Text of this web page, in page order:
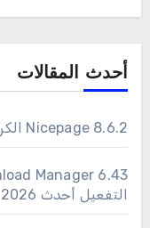
أحدث المقالات
Nicepage 8.6.2 الكراك مع مفتاح التفعيل تحميل 2026
التفعيل أحدث 2026